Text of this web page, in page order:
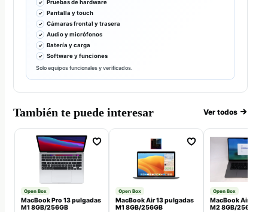
Pruebas de hardware
Pantalla y touch
Cámaras frontal y trasera
Audio y micrófonos
Batería y carga
Software y funciones
Solo equipos funcionales y verificados.
También te puede interesar Ver todos
Open Box
MacBook Pro 13 pulgadas
M1 8GB/256GB
Open Box
MacBook Air 13 pulgadas
M1 8GB/256GB
Open Box
MacBook Air 13
M2 8GB/256GB